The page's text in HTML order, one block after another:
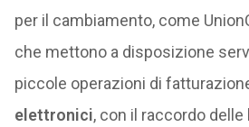
per il cambiamento, come
che mettono a disposizione
piccole operazioni di
elettronici, con il raccordo delle